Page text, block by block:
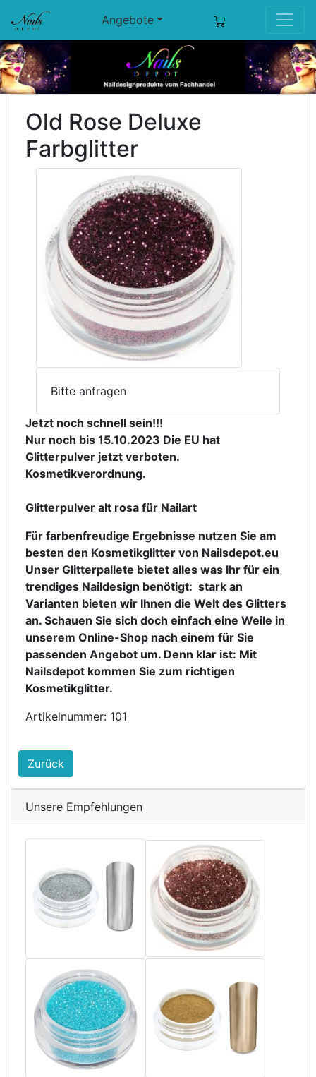
Angebote
Old Rose Deluxe
Farbglitter
Bitte anfragen
Jetzt noch schnell sein!!!
Nur noch bis 15.10.2023 Die EU hat
Glitterpulver jetzt verboten.
Kosmetikverordnung.
Glitterpulver alt rosa für Nailart
Für farbenfreudige Ergebnisse nutzen Sie am
besten den Kosmetikglitter von Nailsdepot.eu
Unser Glitterpallete bietet alles was Ihr für ein
trendiges Naildesign benötigt:  stark an
Varianten bieten wir Ihnen die Welt des Glitters
an. Schauen Sie sich doch einfach eine Weile in
unserem Online-Shop nach einem für Sie
passenden Angebot um. Denn klar ist: Mit
Nailsdepot kommen Sie zum richtigen
Kosmetikglitter.
Artikelnummer: 101
Zurück
Unsere Empfehlungen